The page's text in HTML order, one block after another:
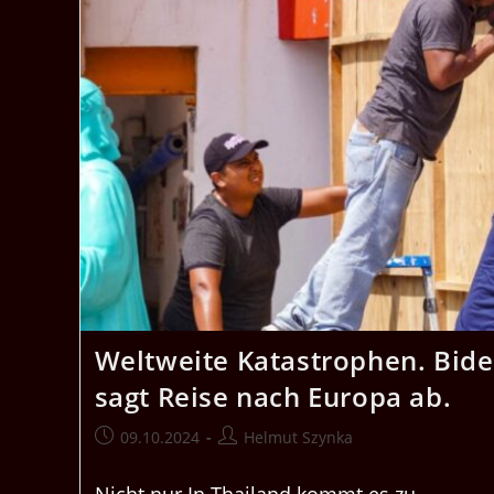
Weltweite Katastrophen.
sagt Reise nach Europa ab.
Beitrag09.10.2024
Beitrags-
Helmut Szynka